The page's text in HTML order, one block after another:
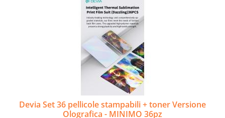
Devia Set 36 pellicole stampabili + toner Versione
Olografica - MINIMO 36pz